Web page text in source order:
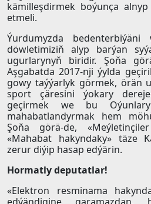
kämilleşdirmek boýunça
etmeli.
Ýurdumyzda
döwletimiziň alyp barýan
ugurlarynyň biridir. Şoňa
Aşgabatda 2017-nji ýylda
gowy taýýarlyk görmek, örän
sport çäresini ýokary
geçirmek we bu
mahabatlandyrmak hem
Şoňa görä-de,
«Mahabat hakyndaky» täze
zerur diýip hasap edýärin.
Hormatly deputatlar!
«Elektron resminama